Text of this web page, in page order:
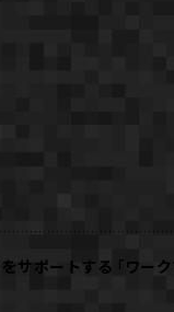
サポートする「ワー